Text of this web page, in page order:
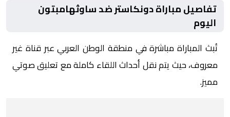
تفاصيل مباراة دونكاستر ضد ساوثهامبتون
اليوم
تُبث المباراة مباشرة في منطقة الوطن العربي عبر قناة غير
معروف، حيث يتم نقل أحداث اللقاء كاملة مع تعليق صوتي
مميز.